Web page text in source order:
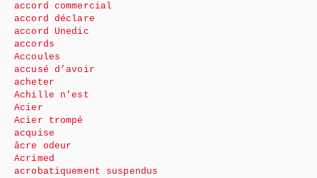
accord commercial
accord déclare
accord Unedic
accords
Accoules
accusé d’avoir
acheter
Achille n’est
Acier
Acier trompé
acquise
âcre odeur
Acrimed
acrobatiquement suspendus